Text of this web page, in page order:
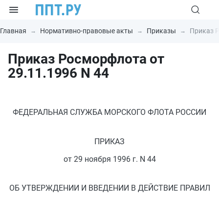
Главная Нормативно-правовые акты Приказы Приказ
Приказ Росморфлота от
29.11.1996 N 44
ФЕДЕРАЛЬНАЯ СЛУЖБА МОРСКОГО ФЛОТА РОССИИ
ПРИКАЗ
от 29 ноября 1996 г. N 44
ОБ УТВЕРЖДЕНИИ И ВВЕДЕНИИ В ДЕЙСТВИЕ ПРАВИЛ